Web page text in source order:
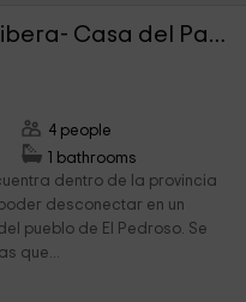
La Umbría de la Ribera- Casa del Patio
4 people
1 bathrooms
dentro de la provincia
desconectar en un
pueblo de El Pedroso. Se
que...